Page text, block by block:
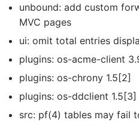
unbound: add custom
MVC pages
ui: omit total entries
plugins: os-acme-client
plugins: os-chrony 1.5[2]
plugins: os-ddclient 1.5[3]
src: pf(4) tables may fail